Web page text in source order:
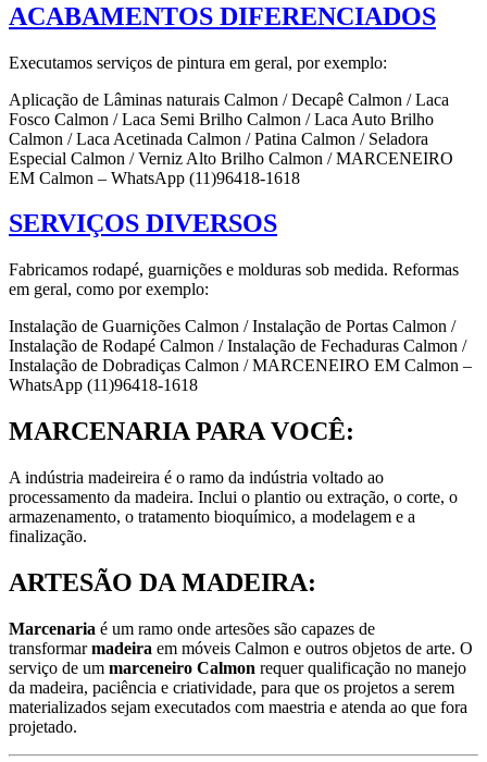
ACABAMENTOS DIFERENCIADOS
Executamos serviços de pintura em geral, por exemplo:
Aplicação de Lâminas naturais Calmon / Decapê Calmon / Laca
Fosco Calmon / Laca Semi Brilho Calmon / Laca Auto Brilho
Calmon / Laca Acetinada Calmon / Patina Calmon / Seladora
Especial Calmon / Verniz Alto Brilho Calmon / MARCENEIRO
EM Calmon – WhatsApp (11)96418-1618
SERVIÇOS DIVERSOS
Fabricamos rodapé, guarnições e molduras sob medida. Reformas
em geral, como por exemplo:
Instalação de Guarnições Calmon / Instalação de Portas Calmon /
Instalação de Rodapé Calmon / Instalação de Fechaduras Calmon /
Instalação de Dobradiças Calmon / MARCENEIRO EM Calmon –
WhatsApp (11)96418-1618
MARCENARIA PARA VOCÊ:
A indústria madeireira é o ramo da indústria voltado ao
processamento da madeira. Inclui o plantio ou extração, o corte, o
armazenamento, o tratamento bioquímico, a modelagem e a
finalização.
ARTESÃO DA MADEIRA:
Marcenaria é um ramo onde artesões são capazes de
transformarmadeira em móveis Calmon e outros objetos de arte. O
serviço de um marceneiro Calmon requer qualificação no manejo
da madeira, paciência e criatividade, para que os projetos a serem
materializados sejam executados com maestria e atenda ao que fora
projetado.